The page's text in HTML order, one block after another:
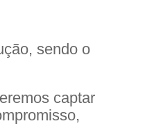
sendo o
captar